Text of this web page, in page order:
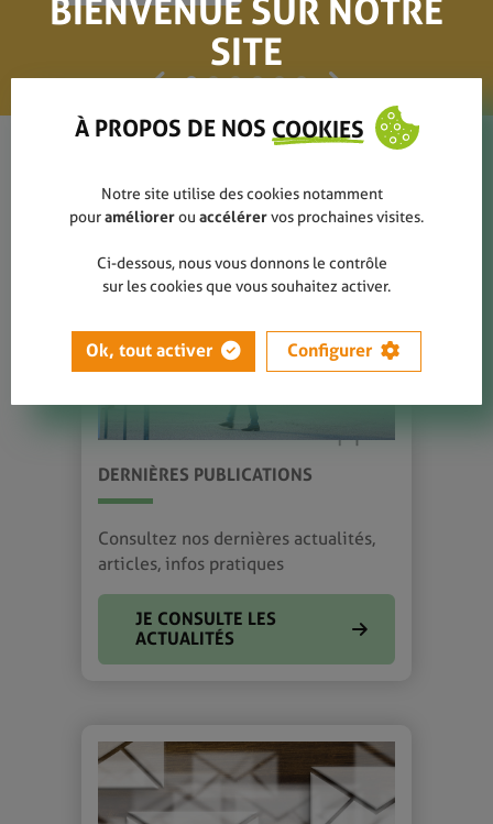
DERNIÈRES PUBLICATIONS
Consultez nos dernières actualités,
articles, infos pratiques
JE CONSULTE LES
ACTUALITÉS
BIENVENUE SUR NOTRE
SITE
À PROPOS DE NOS COOKIES
Notre site utilise des cookies notamment
pouraméliorerou accélérervos prochaines visites.
Ci-dessous, nous vous donnons le contrôle
sur les cookies que vous souhaitez activer.
Ok, tout activer Configurer